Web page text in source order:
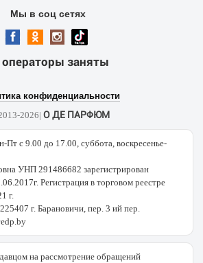
Мы в соц сетях
операторы заняты
конфиденциальности
2026| О ДЕ ПАРФЮМ
Пт с 9.00 до 17.00, суббота, воскресенье-
УНП 291486682 зарегистрирован
Регистрация в торговом реестре
г.
г. Барановичи, пер. 3 ий пер.
на рассмотрение обращений